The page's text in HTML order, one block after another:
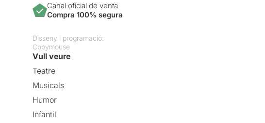
Canal oficial de venta
Compra 100% segura
Disseny i programació:
Copymouse
Vull veure
Teatre
Musicals
Humor
Infantil